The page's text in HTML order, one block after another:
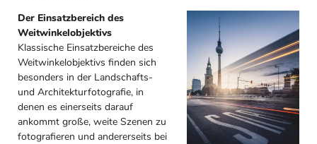
Der Einsatzbereich des
Weitwinkelobjektivs
Klassische Einsatzbereiche des
Weitwinkelobjektivs finden sich
besonders in der Landschafts-
und Architekturfotografie, in
denen es einerseits darauf
ankommt große, weite Szenen zu
fotografieren und andererseits bei